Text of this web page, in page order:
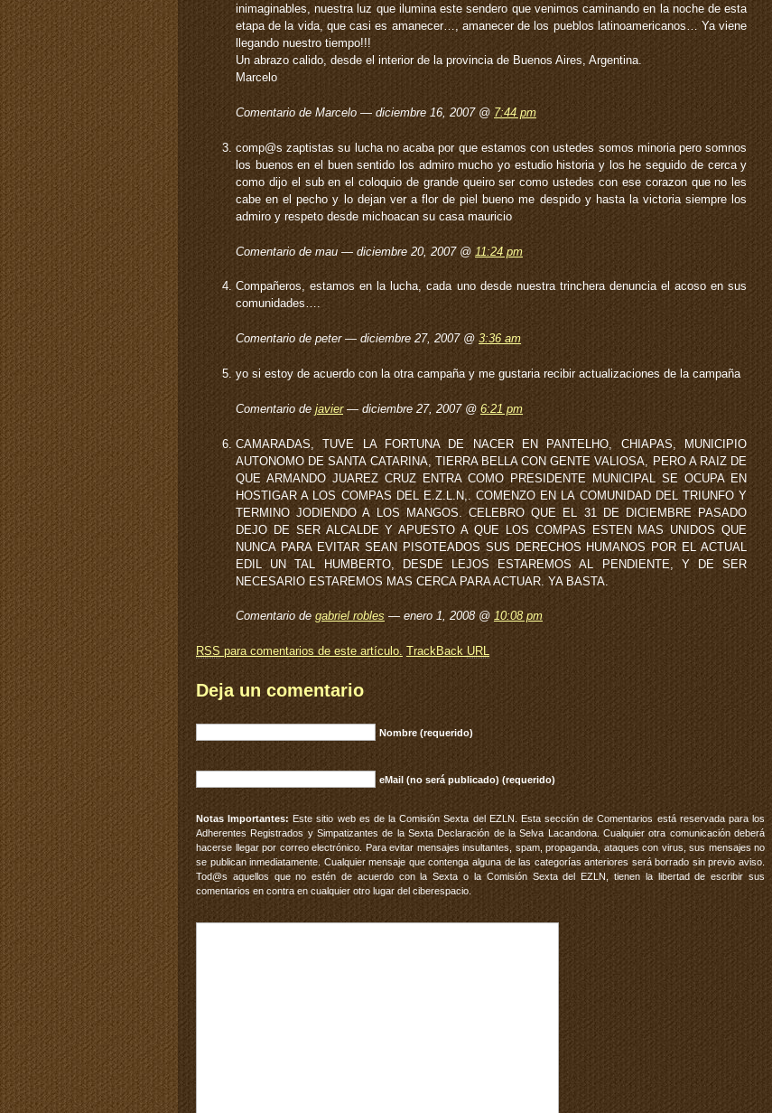
inimaginables, nuestra luz que ilumina este sendero que venimos caminando en la noche de esta
etapa de la vida, que casi es amanecer…, amanecer de los pueblos latinoamericanos… Ya viene
llegando nuestro tiempo!!!
Un abrazo calido, desde el interior de la provincia de Buenos Aires, Argentina.
Marcelo
Comentario de Marcelo — diciembre 16, 2007 @ 7:44 pm
comp@s zaptistas su lucha no acaba por que estamos con ustedes somos minoria pero somnos
los buenos en el buen sentido los admiro mucho yo estudio historia y los he seguido de cerca y
como dijo el sub en el coloquio de grande queiro ser como ustedes con ese corazon que no les
cabe en el pecho y lo dejan ver a flor de piel bueno me despido y hasta la victoria siempre los
admiro y respeto desde michoacan su casa mauricio
Comentario de mau — diciembre 20, 2007 @ 11:24 pm
Compañeros, estamos en la lucha, cada uno desde nuestra trinchera denuncia el acoso en sus
comunidades….
Comentario de peter — diciembre 27, 2007 @ 3:36 am
yo si estoy de acuerdo con la otra campaña y me gustaria recibir actualizaciones de la campaña
Comentario de javier— diciembre 27, 2007 @ 6:21 pm
CAMARADAS, TUVE LA FORTUNA DE NACER EN PANTELHO, CHIAPAS, MUNICIPIO
AUTONOMO DE SANTA CATARINA, TIERRA BELLA CON GENTE VALIOSA, PERO A RAIZ DE
QUE ARMANDO JUAREZ CRUZ ENTRA COMO PRESIDENTE MUNICIPAL SE OCUPA EN
HOSTIGAR A LOS COMPAS DEL E.Z.L.N,. COMENZO EN LA COMUNIDAD DEL TRIUNFO Y
TERMINO JODIENDO A LOS MANGOS. CELEBRO QUE EL 31 DE DICIEMBRE PASADO
DEJO DE SER ALCALDE Y APUESTO A QUE LOS COMPAS ESTEN MAS UNIDOS QUE
NUNCA PARA EVITAR SEAN PISOTEADOS SUS DERECHOS HUMANOS POR EL ACTUAL
EDIL UN TAL HUMBERTO, DESDE LEJOS ESTAREMOS AL PENDIENTE, Y DE SER
NECESARIO ESTAREMOS MAS CERCA PARA ACTUAR. YA BASTA.
Comentario de gabriel robles — enero 1, 2008 @ 10:08 pm
RSS para comentarios de este artículo. TrackBack URL
Deja un comentario
Nombre (requerido)
eMail (no será publicado) (requerido)
Notas Importantes: Este sitio web es de la Comisión Sexta del EZLN. Esta sección de Comentarios está reservada para los
Adherentes Registrados y Simpatizantes de la Sexta Declaración de la Selva Lacandona. Cualquier otra comunicación deberá
hacerse llegar por correo electrónico. Para evitar mensajes insultantes, spam, propaganda, ataques con virus, sus mensajes no
se publican inmediatamente. Cualquier mensaje que contenga alguna de las categorías anteriores será borrado sin previo aviso.
Tod@s aquellos que no estén de acuerdo con la Sexta o la Comisión Sexta del EZLN, tienen la libertad de escribir sus
comentarios en contra en cualquier otro lugar del ciberespacio.